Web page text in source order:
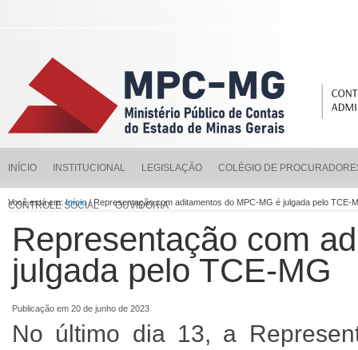
INÍCIO INSTITUCIONAL LEGISLAÇÃO COLÉGIO DE
CONTROLE SOCIAL OUVIDORIA
Você está em:Início/ Representação com aditamentos do MPC-MG é julgada pelo TCE-
Representação com
julgada pelo TCE-MG
Publicação em 20 de junho de 2023
No último dia 13, a